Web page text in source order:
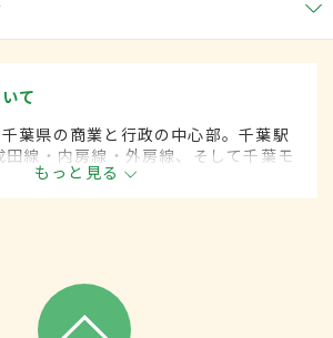
て
葉県の商業と行政の中心部。千葉駅
田線・内房線・外房線、そして千葉モ
京まで約40分とアクセスも良い。百
電量販店などがある便利な町。
もっと見る